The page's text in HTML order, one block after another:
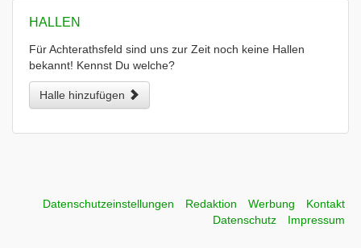
HALLEN
Für Achterathsfeld sind uns zur Zeit noch keine Hallen
bekannt! Kennst Du welche?
Halle hinzufügen
Datenschutzeinstellungen Redaktion Werbung
Kontakt
Datenschutz
Impressum